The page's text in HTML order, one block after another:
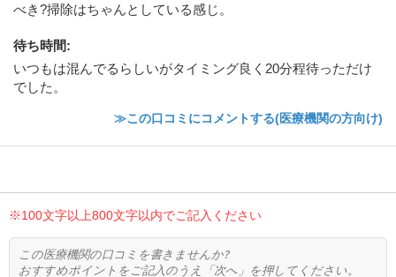
べき?掃除はちゃんとしている感じ。
待ち時間:
いつもは混んでるらしいがタイミング良く20分程待っただけ
でした。
≫この口コミにコメントする(医療機関の方向け)
※100文字以上800文字以内でご記入ください